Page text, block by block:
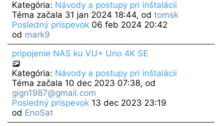
Kategória: Návody a postupy pri inštalácii
Téma začala 31 jan 2024 18:44, od tomsk
Posledný príspevok06 feb 2024 20:42
od mark9
pripojenie NAS ku VU+ Uno 4K SE
Kategória: Návody a postupy pri inštalácii
Téma začala 10 dec 2023 07:38, od
gign1987@gmail.com
Posledný príspevok13 dec 2023 23:19
od EnoSat